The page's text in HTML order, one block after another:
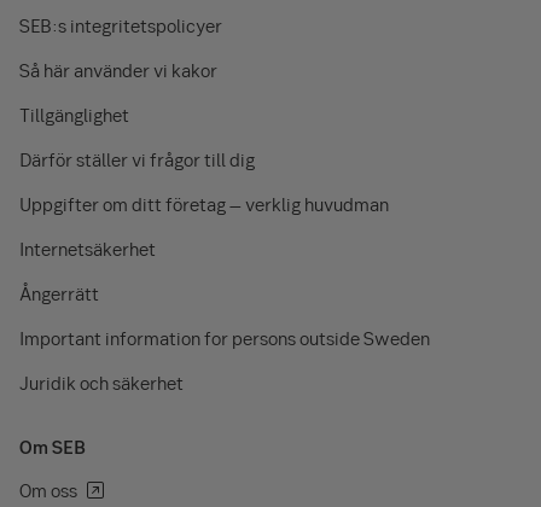
SEB:s integritetspolicyer
Så här använder vi kakor
Tillgänglighet
Därför ställer vi frågor till dig
Uppgifter om ditt företag – verklig huvudman
Internetsäkerhet
Ångerrätt
Important information for persons outside Sweden
Juridik och säkerhet
Om SEB
Om oss